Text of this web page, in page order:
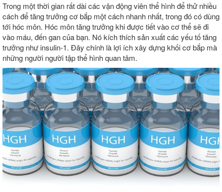
Trong một thời gian rất dài các vận động viên thể hình để thử nhiều
cách để tăng trưởng cơ bắp một cách nhanh nhất, trong đó có dùng
tới hóc môn. Hóc môn tăng trưởng khi được tiết vào cơ thể sẽ đi
vào máu, đến gan của bạn. Nó kích thích sản xuất các yếu tố tăng
trưởng như insulin-1. Đây chính là lợi ích xây dựng khối cơ bắp mà
những người người tập thể hình quan tâm.